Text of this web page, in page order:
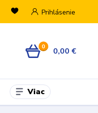
Prihlásenie
0 0,00 €
Viac